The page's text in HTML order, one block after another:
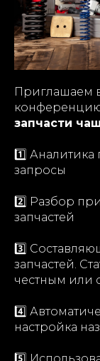
Приглашаем
запчасти
1️⃣ Аналитика
запросы
2️⃣ Разбор
запчастей
3️⃣
запчастей.
честным или
4️⃣
настройка